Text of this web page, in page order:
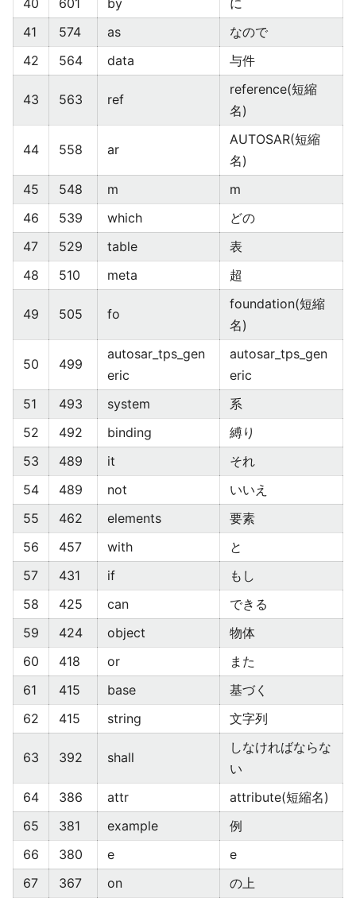
40
601 by
に
41
574 as
なので
42
564 data 与件
43 563 ref
reference(短縮
名)
44 558 ar
AUTOSAR(短縮
名)
45
548 m
m
46
539 which
どの
47
529 table
表
48
510 meta 超
49 505 fo
foundation(短縮
名)
50 499
autosar_tps_gen
eric
autosar_tps_gen
eric
51
493 system
系
52
492 binding
縛り
53
489 it
それ
54
489 not
いいえ
55
462 elements
要素
56
457 with
と
57
431 if
もし
58
425 can
できる
59
424 object
物体
60
418 or
また
61
415 base
基づく
62
415 string 文字列
63 392 shall
しなければならな
い
64
386 attr
attribute(短縮名)
65
381 example
例
66
380 e
e
67
367 on の上